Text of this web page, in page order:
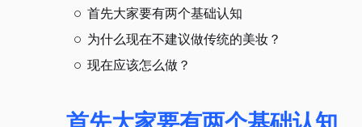
首先大家要有两个基础认知
为什么现在不建议做传统的美妆？
现在应该怎么做？